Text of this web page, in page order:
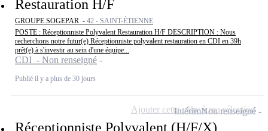
Restauration H/F
GROUPE SOGEPAR - 42 - SAINT-ÉTIENNE
POSTE : Réceptionniste Polyvalent Restauration H/F DESCRIPTION : Nous
recherchons notre futur(e) Réceptionniste polyvalent restauration en CDI en 39h
prêt(e) à s'investir au sein d'une équipe...
CDI - Non renseigné
Publié il y a plus de 30 jours
Réceptionniste Polyvalent (H/F/X)
IntérimNon renseigné
Ajouter cette offre à ma sélection